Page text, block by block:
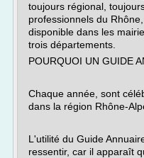
toujours régional,
professionnels du
disponible dans les
trois départements.
POURQUOI UN GUIDE
Chaque année, sont
dans la région Rhône-
L'utilité du Guide
ressentir, car il apparaît